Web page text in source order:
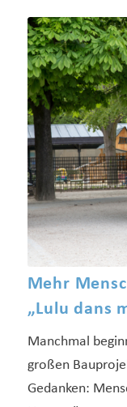
Mehr
„Lulu dans
Manchmal
großen
Gedanken: